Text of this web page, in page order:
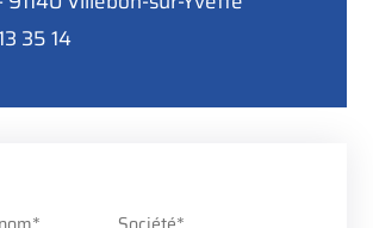
35 14